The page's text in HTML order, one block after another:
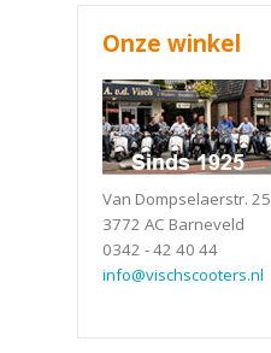
Onze winkel
Van Dompselaerstr. 25
3772 AC Barneveld
0342 - 42 40 44
info@vischscooters.nl